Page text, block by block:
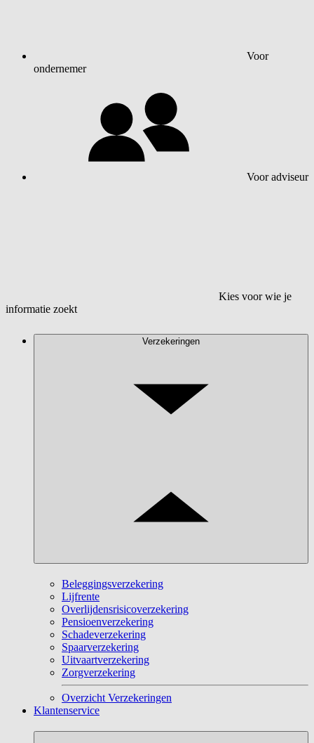
Voor
ondernemer
Voor adviseur
Kies voor wie je
informatie zoekt
Verzekeringen
Beleggingsverzekering
Lijfrente
Overlijdensrisicoverzekering
Pensioenverzekering
Schadeverzekering
Spaarverzekering
Uitvaartverzekering
Zorgverzekering
Overzicht Verzekeringen
Klantenservice